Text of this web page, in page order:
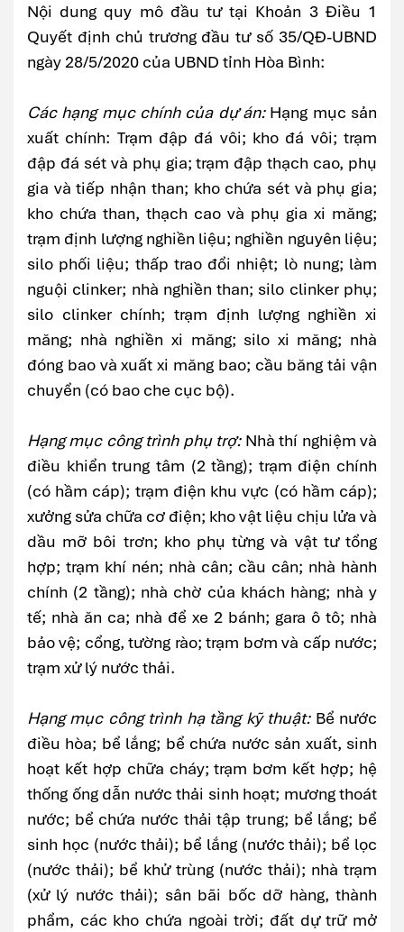
Nội dung quy mô đầu tư tại Khoản 3 Điều 1
Quyết định chủ trương đầu tư số 35/QĐ-UBND
ngày 28/5/2020 của UBND tỉnh Hòa Bình:
Các hạng mục chính của dự án:Hạng mục sản
xuất chính: Trạm đập đá vôi; kho đá vôi; trạm
đập đá sét và phụ gia; trạm đập thạch cao, phụ
gia và tiếp nhận than; kho chứa sét và phụ gia;
kho chứa than, thạch cao và phụ gia xi măng;
trạm định lượng nghiền liệu; nghiền nguyên liệu;
silo phối liệu; thấp trao đổi nhiệt; lò nung; làm
nguội clinker; nhà nghiền than; silo clinker phụ;
silo clinker chính; trạm định lượng nghiền xi
măng; nhà nghiền xi măng; silo xi măng; nhà
đóng bao và xuất xi măng bao; cầu băng tải vận
chuyển (có bao che cục bộ).
Hạng mục công trình phụ trợ:Nhà thí nghiệm và
điều khiển trung tâm (2 tầng); trạm điện chính
(có hầm cáp); trạm điện khu vực (có hầm cáp);
xưởng sửa chữa cơ điện; kho vật liệu chịu lửa và
dầu mỡ bôi trơn; kho phụ từng và vật tư tổng
hợp; trạm khí nén; nhà cân; cầu cân; nhà hành
chính (2 tầng); nhà chờ của khách hàng; nhà y
tế; nhà ăn ca; nhà để xe 2 bánh; gara ô tô; nhà
bảo vệ; cổng, tường rào; trạm bơm và cấp nước;
trạm xử lý nước thải.
Hạng mục công trình hạ tầng kỹ thuật:Bể nước
điều hòa; bể lắng; bể chứa nước sản xuất, sinh
hoạt kết hợp chữa cháy; trạm bơm kết hợp; hệ
thống ống dẫn nước thải sinh hoạt; mương thoát
nước; bể chứa nước thải tập trung; bể lắng; bể
sinh học (nước thải); bể lắng (nước thải); bể lọc
(nước thải); bể khử trùng (nước thải); nhà trạm
(xử lý nước thải); sân bãi bốc dỡ hàng, thành
phẩm, các kho chứa ngoài trời; đất dự trữ mở